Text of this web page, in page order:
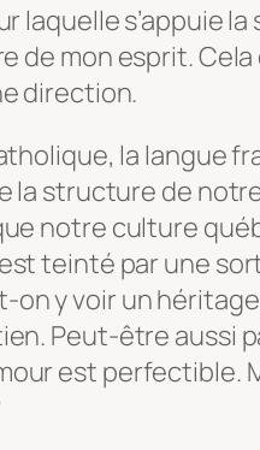
laquelle s’appuie
de mon esprit. Cela
direction.
la langue
structure de notre
notre culture
teinté par une
y voir un
Peut-être aussi
est perfectible.